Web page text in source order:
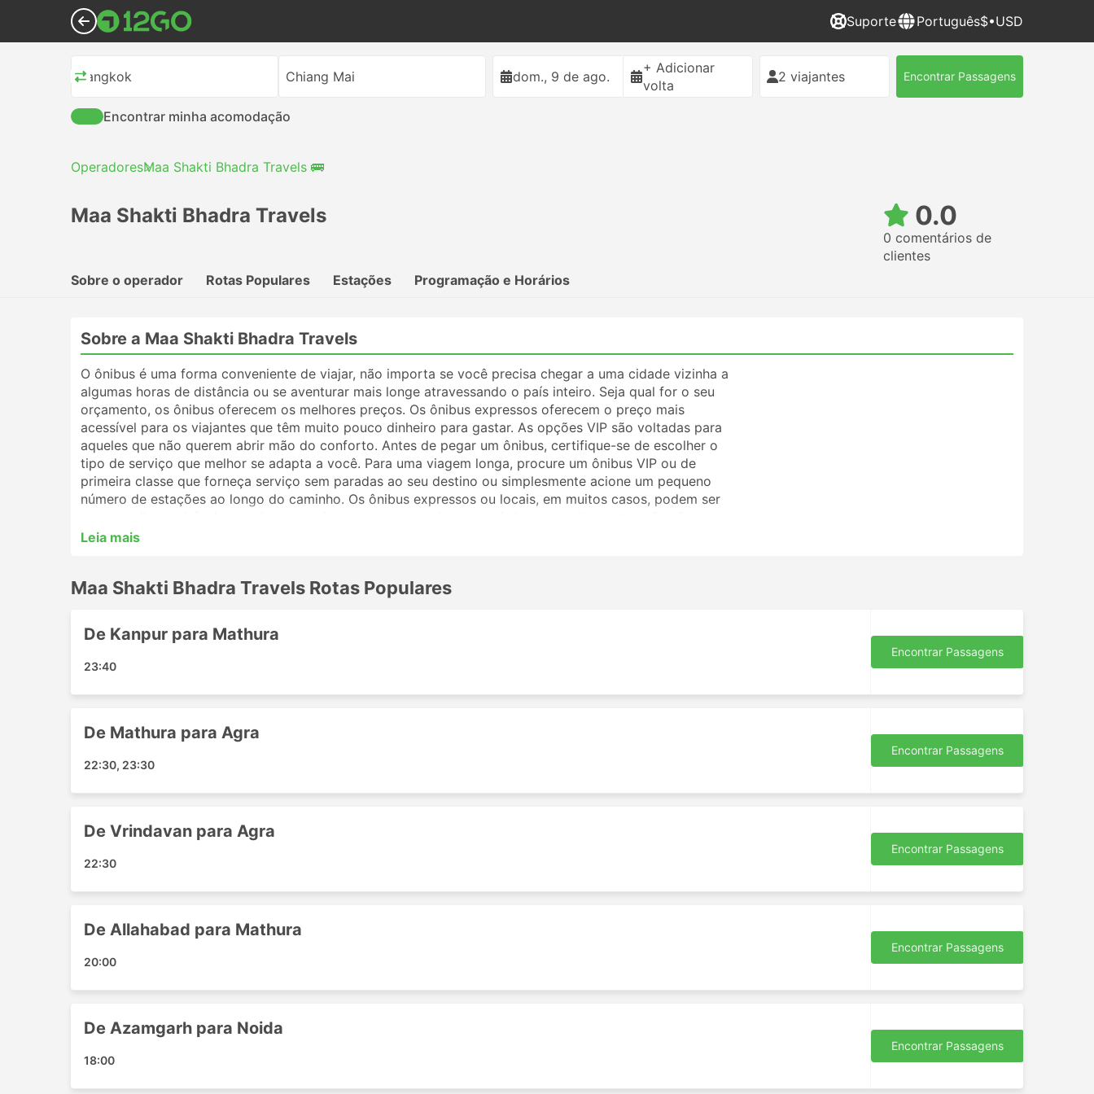
Suporte Português$•USD
Bangkok Chiang Mai dom., 9 de ago.
+ Adicionar
volta
2 viajantes Encontrar Passagens
Encontrar minha acomodação
OperadoresMaa Shakti Bhadra Travels 🚌
Maa Shakti Bhadra Travels 0.0
0 comentários de
clientes
Sobre o operador
Rotas Populares Estações Programação e Horários
Sobre a Maa Shakti Bhadra Travels
O ônibus é uma forma conveniente de viajar, não importa se você precisa chegar a uma cidade vizinha a
algumas horas de distância ou se aventurar mais longe atravessando o país inteiro. Seja qual for o seu
orçamento, os ônibus oferecem os melhores preços. Os ônibus expressos oferecem o preço mais
acessível para os viajantes que têm muito pouco dinheiro para gastar. As opções VIP são voltadas para
aqueles que não querem abrir mão do conforto. Antes de pegar um ônibus, certifique-se de escolher o
tipo de serviço que melhor se adapta a você. Para uma viagem longa, procure um ônibus VIP ou de
primeira classe que forneça serviço sem paradas ao seu destino ou simplesmente acione um pequeno
número de estações ao longo do caminho. Os ônibus expressos ou locais, em muitos casos, podem ser
melhor opção. Analise o cronograma antes de viajar, pois muitos destinos de longo curso são atendidos
viajantes irão ajudá-lo a escolher a melhor passagem e classe de ônibus.
Estações Populares da Maa Shakti Bhadra Travels
As principais estações contempladas pelos ônibus da Maa Shakti Bhadra Travels incluem:
Atraulia
Jewar
Sultanpur
Deli
Vrindavan
Azamgarh
Khaga
Nand Nagri
Leia mais
Maa Shakti Bhadra Travels Rotas Populares
De Kanpur para Mathura
23:40
Encontrar Passagens
De Mathura para Agra
22:30, 23:30
Encontrar Passagens
De Vrindavan para Agra
22:30
Encontrar Passagens
De Allahabad para Mathura
20:00
Encontrar Passagens
De Azamgarh para Noida
18:00
Encontrar Passagens